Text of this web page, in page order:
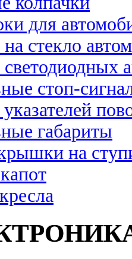
для
стекло
стоп-
габариты
на